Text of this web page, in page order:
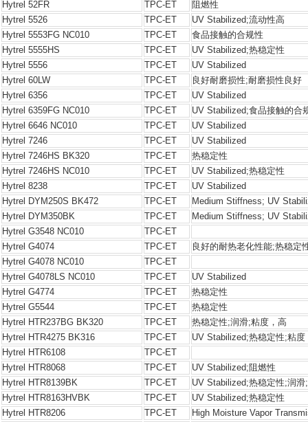
Hytrel 52FR TPC-ET
阻燃性
Hytrel 5526
TPC-ET
UV Stabilized;流动性高
Hytrel 5553FG NC010
TPC-ET
食品接触的合规性
Hytrel 5555HS
TPC-ET
UV Stabilized;热稳定性
Hytrel 5556
TPC-ET
UV Stabilized
Hytrel 60LW
TPC-ET
良好耐磨损性;耐磨损性良好
Hytrel 6356
TPC-ET
UV Stabilized
Hytrel 6359FG NC010
TPC-ET
UV Stabilized;食品接触的合
Hytrel 6646 NC010
TPC-ET
UV Stabilized
Hytrel 7246
TPC-ET
UV Stabilized
Hytrel 7246HS BK320
TPC-ET
热稳定性
Hytrel 7246HS NC010
TPC-ET
UV Stabilized;热稳定性
Hytrel 8238
TPC-ET
UV Stabilized
Hytrel DYM250S BK472
TPC-ET
Medium Stiffness; UV
Hytrel DYM350BK
TPC-ET
Medium Stiffness; UV
Hytrel G3548 NC010
TPC-ET
Hytrel G4074
TPC-ET
良好的耐热老化性能;热稳定
Hytrel G4078 NC010
TPC-ET
Hytrel G4078LS NC010
TPC-ET
UV Stabilized
Hytrel G4774
TPC-ET
热稳定性
Hytrel G5544
TPC-ET
热稳定性
Hytrel HTR237BG BK320
TPC-ET
热稳定性;润滑;粘度，高
Hytrel HTR4275 BK316
TPC-ET
UV Stabilized;热稳定性;粘度
Hytrel HTR6108
TPC-ET
Hytrel HTR8068
TPC-ET
UV Stabilized;阻燃性
Hytrel HTR8139BK
TPC-ET
UV Stabilized;热稳定性;润滑
Hytrel HTR8163HVBK
TPC-ET
UV Stabilized;热稳定性
Hytrel HTR8206
TPC-ET
High Moisture Vapor